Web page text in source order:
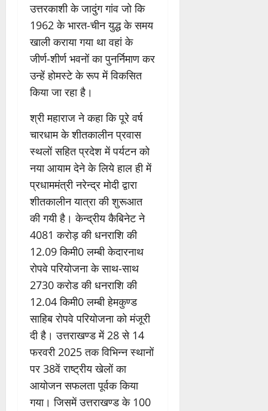
उत्तरकाशी के जादुंग गांव जो कि
1962 के भारत-चीन युद्ध के समय
खाली कराया गया था वहां के
जीर्ण-शीर्ण भवनों का पुनर्निमाण कर
उन्हें होमस्टे के रूप में विकसित
किया जा रहा है।
श्री महाराज ने कहा कि पूरे वर्ष
चारधाम के शीतकालीन प्रवास
स्थलों सहित प्रदेश में पर्यटन को
नया आयाम देने के लिये हाल ही में
प्रधाममंत्री नरेन्द्र मोदी द्वारा
शीतकालीन यात्रा की शुरूआत
की गयी है। केन्द्रीय कैबिनेट ने
4081 करोड़ की धनराशि की
12.09 किमी0 लम्बी केदारनाथ
रोपवे परियोजना के साथ-साथ
2730 करोड की धनराशि की
12.04 किमी0 लम्बी हेमकुण्ड
साहिब रोपवे परियोजना को मंजूरी
दी है। उत्तराखण्ड में 28 से 14
फरवरी 2025 तक विभिन्न स्थानों
पर 38वें राष्ट्रीय खेलों का
आयोजन सफलता पूर्वक किया
गया। जिसमें उत्तराखण्ड के 100